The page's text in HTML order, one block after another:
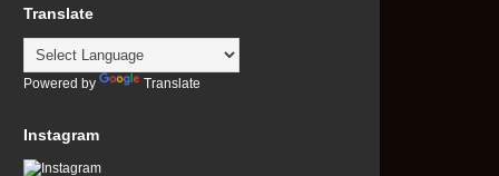
Translate
Powered by Translate
Instagram